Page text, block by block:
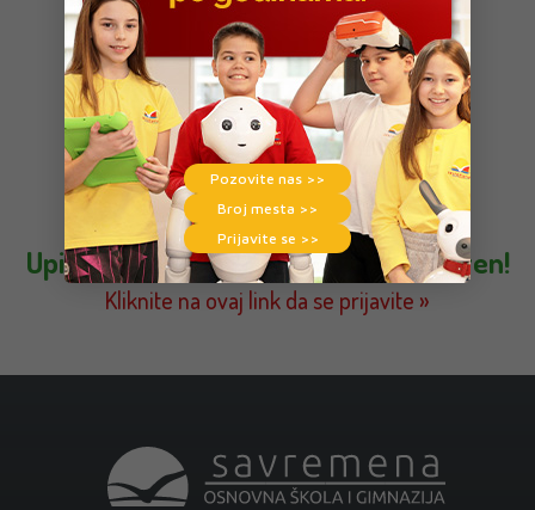
Upis za generaciju 2026/27. je otvoren!
Kliknite na ovaj link da se prijavite »
Pozovite nas >>
Broj mesta >>
Prijavite se >>